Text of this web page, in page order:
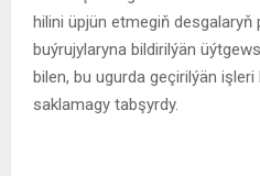
hilini üpjün etmegiň
buýrujylaryna bildirilýän
bilen, bu ugurda geçirilýän
saklamagy tabşyrdy.